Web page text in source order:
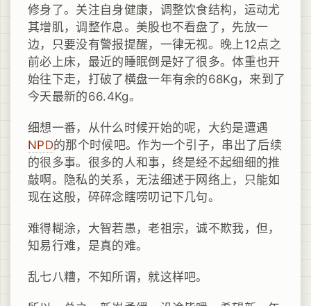
修身了。关注自身健康，调整饮食结构，运动尤
其增肌，调整作息。美股也不看盘了，先放一
边，只要没有警报提醒，一律无视。晚上12点之
前必上床，最近的睡眠倒是好了很多。体重也开
始往下走，打破了横盘一年有余的68Kg，来到了
今天最新的66.4Kg。
细想一番，从什么时候开始的呢，大约是遭遇
NPD的那个时候吧。作为一个引子，串出了后续
的很多事。很多的人和事，终是经不起细细的推
敲啊。隐私的关系，无法细述于网络上，只能如
现在这般，碎碎念瞎唠叨记下几句。
难得糊涂，大智若愚，老祖宗，诚不欺我，但，
知易行难，是真的难。
乱七八糟，不知所谓，就这样吧。